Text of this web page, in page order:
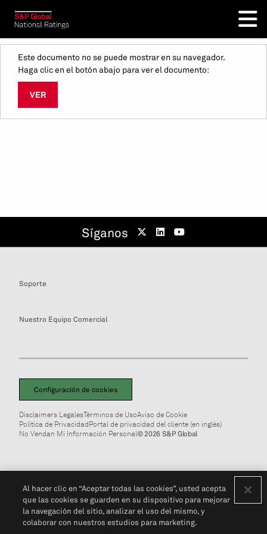
Este documento no se puede mostrar en su navegador.
Haga clic en el botón abajo para ver el documento:
VER
Síganos
Soporte
Nuestro Equipo Comercial
Configuración de cookies
Disclaimers LegalesTérminos de UsoAviso de Cookie
Política de PrivacidadPortal de privacidad del cliente (en inglés)
No Vendan Mi Información Personal© 2026 S&P Global
Al hacer clic en “Aceptar todas las cookies”, usted acepta
que las cookies se guarden en su dispositivo para mejorar
la navegación del sitio, analizar el uso del mismo, y
colaborar con nuestros estudios para marketing.